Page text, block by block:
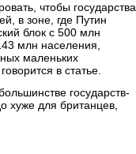
чтобы государства
в зоне, где Путин
блок с 500 млн
млн населения,
маленьких
в статье.
государств-
хуже для британцев,